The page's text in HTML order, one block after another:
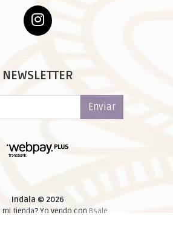
NEWSLETTER
Enviar
Indala © 2026
mi tienda? Yo vendo con Bsale